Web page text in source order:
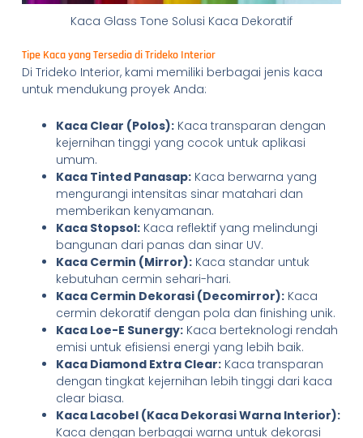
Kaca Glass Tone Solusi Kaca Dekoratif
Tipe Kaca yang Tersedia di Trideko Interior
Di Trideko Interior, kami memiliki berbagai jenis kaca
untuk mendukung proyek Anda:
Kaca Clear (Polos):Kaca transparan dengan
kejernihan tinggi yang cocok untuk aplikasi
umum.
Kaca Tinted Panasap:Kaca berwarna yang
mengurangi intensitas sinar matahari dan
memberikan kenyamanan.
Kaca Stopsol:Kaca reflektif yang melindungi
bangunan dari panas dan sinar UV.
Kaca Cermin (Mirror):Kaca standar untuk
kebutuhan cermin sehari-hari.
Kaca Cermin Dekorasi (Decomirror):Kaca
cermin dekoratif dengan pola dan finishing unik.
Kaca Loe-E Sunergy:Kaca berteknologi rendah
emisi untuk efisiensi energi yang lebih baik.
Kaca Diamond Extra Clear:Kaca transparan
dengan tingkat kejernihan lebih tinggi dari kaca
clear biasa.
Kaca Lacobel (Kaca Dekorasi Warna Interior):
Kaca dengan berbagai warna untuk dekorasi